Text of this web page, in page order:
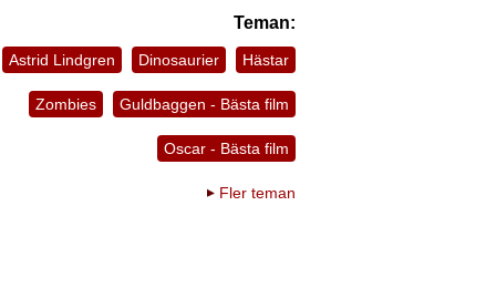
Teman:
Astrid Lindgren Dinosaurier Hästar
Zombies Guldbaggen - Bästa film
Oscar - Bästa film
Fler teman